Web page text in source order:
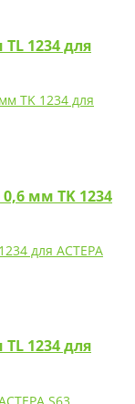
1234 для
0,6 мм TK 1234
1234 для